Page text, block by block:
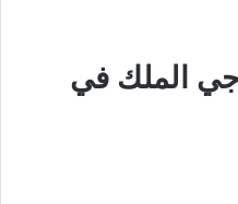
الملك في